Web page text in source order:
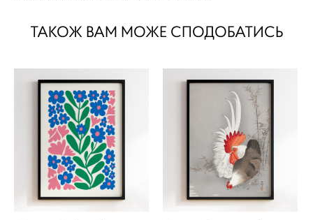
ТАКОЖ ВАМ МОЖЕ СПОДОБАТИСЬ